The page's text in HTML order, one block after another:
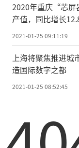
文章投诉热线
36@qq.com
2020年重庆“芯
产值，同比增长
2021-01-25 09:11:19
上海将聚焦推进城
造国际数字之都
2021-01-25 08:52:45